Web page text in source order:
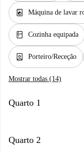
local_laundry_service Máquina de lavar
kitchen Cozinha equipada
person_book Porteiro/Receção
Mostrar todas (14)
Quarto 1
Quarto 2